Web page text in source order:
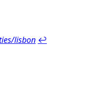
lisbon ↩︎